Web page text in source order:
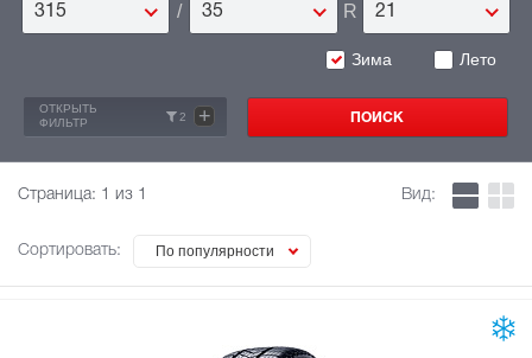
315 / 35 R 21
Зима Лето
ОТКРЫТЬ
ФИЛЬТР
2 +
Страница: 1 из 1
Сортировать: По популярности
Вид: